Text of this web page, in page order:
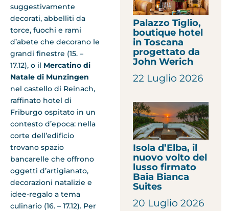
suggestivamente
decorati, abbelliti da
torce, fuochi e rami
d’abete che decorano le
grandi finestre (15. –
17.12), o il Mercatino di
Natale di Munzingen
nel castello di Reinach,
raffinato hotel di
Friburgo ospitato in un
contesto d’epoca: nella
corte dell’edificio
trovano spazio
bancarelle che offrono
oggetti d’artigianato,
decorazioni natalizie e
idee-regalo a tema
culinario (16. – 17.12). Per
Palazzo Tiglio,
boutique hotel
in Toscana
progettato da
John Werich
22 Luglio 2026
Isola d’Elba, il
nuovo volto del
lusso firmato
Baia Bianca
Suites
20 Luglio 2026